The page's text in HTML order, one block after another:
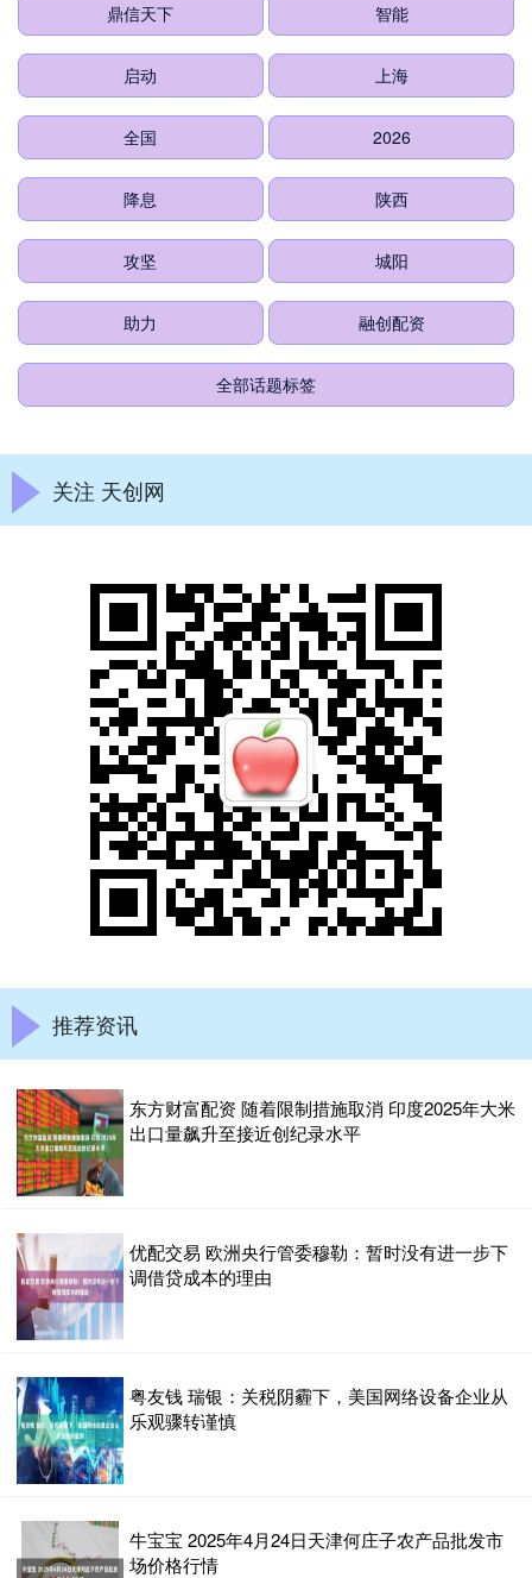
鼎信天下 智能
启动 上海
全国 2026
降息 陕西
攻坚 城阳
助力 融创配资
全部话题标签
关注 天创网
推荐资讯
东方财富配资 随着限制措施取消 印度2025年大米
出口量飙升至接近创纪录水平
优配交易 欧洲央行管委穆勒：暂时没有进一步下
调借贷成本的理由
粤友钱 瑞银：关税阴霾下，美国网络设备企业从
乐观骤转谨慎
牛宝宝 2025年4月24日天津何庄子农产品批发市
场价格行情